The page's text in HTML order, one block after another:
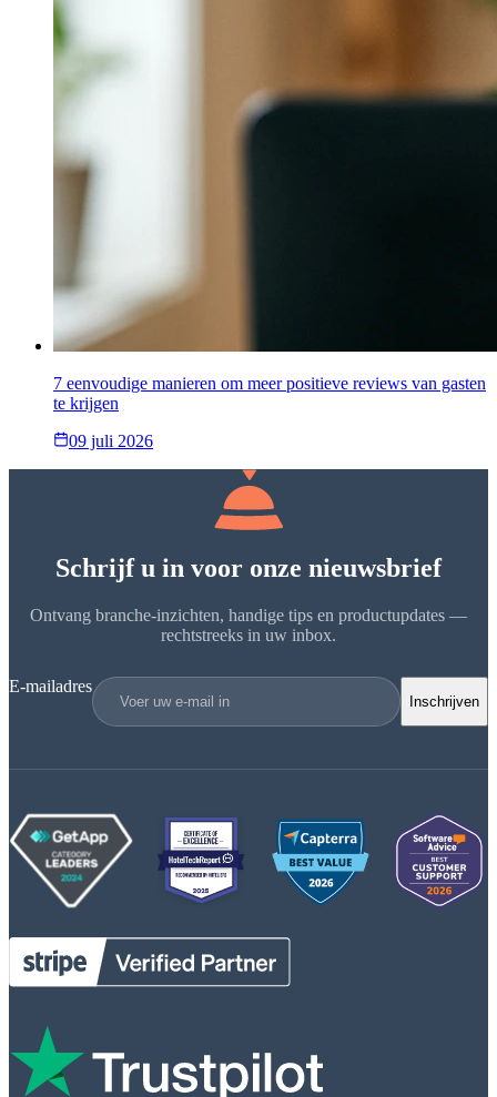
7 eenvoudige manieren om meer positieve reviews van gasten
te krijgen
09 juli 2026
Schrijf u in voor onze nieuwsbrief
Ontvang branche-inzichten, handige tips en productupdates —
rechtstreeks in uw inbox.
E-mailadres
Inschrijven